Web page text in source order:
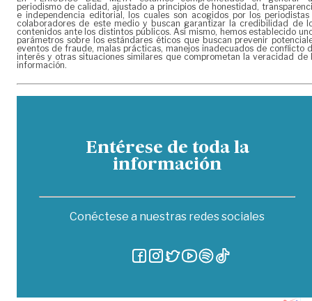
periodismo de calidad, ajustado a principios de honestidad,
e independencia editorial, los cuales son acogidos por los periodistas
colaboradores de este medio y buscan garantizar la credibilidad de
contenidos ante los distintos públicos. Así mismo, hemos establecido
parámetros sobre los estándares éticos que buscan prevenir
eventos de fraude, malas prácticas, manejos inadecuados de conflicto
interés y otras situaciones similares que comprometan la veracidad de
información.
Entérese de toda la
información
Conéctese a nuestras redes sociales